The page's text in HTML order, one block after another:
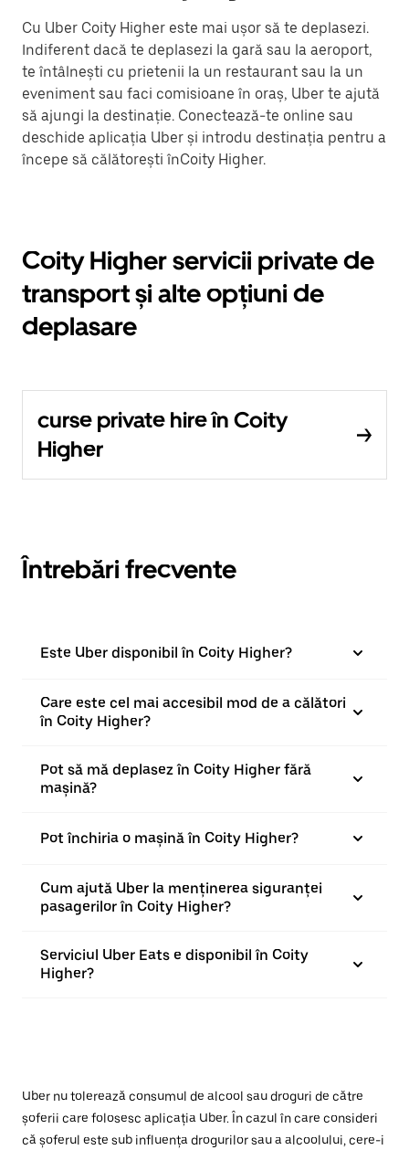
Cu Uber Coity Higher este mai ușor să te deplasezi.
Indiferent dacă te deplasezi la gară sau la aeroport,
te întâlnești cu prietenii la un restaurant sau la un
eveniment sau faci comisioane în oraș, Uber te ajută
să ajungi la destinație. Conectează-te online sau
deschide aplicația Uber și introdu destinația pentru a
începe să călătorești înCoity Higher.
Coity Higher servicii private de
transport și alte opțiuni de
deplasare
curse private hire în Coity
Higher
Întrebări frecvente
Este Uber disponibil în Coity Higher?
Care este cel mai accesibil mod de a călători
în Coity Higher?
Pot să mă deplasez în Coity Higher fără
mașină?
Pot închiria o mașină în Coity Higher?
Cum ajută Uber la menținerea siguranței
pasagerilor în Coity Higher?
Serviciul Uber Eats e disponibil în Coity
Higher?
Uber nu tolerează consumul de alcool sau droguri de către
șoferii care folosesc aplicația Uber. În cazul în care consideri
că șoferul este sub influența drogurilor sau a alcoolului, cere-i